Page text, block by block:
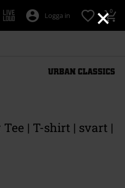
×
Logga in 0
| T-shirt | svart |